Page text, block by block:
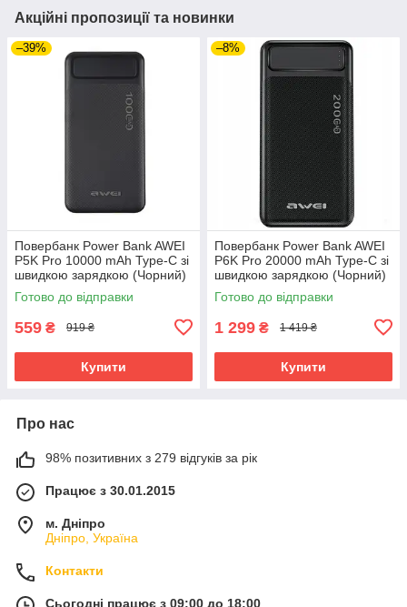
Акційні пропозиції та новинки
–39%
Повербанк Power Bank AWEI
P5K Pro 10000 mAh Type-C зі
швидкою зарядкою (Чорний)
Готово до відправки
559 ₴ 919 ₴
Купити
–8%
Повербанк Power Bank AWEI
P6K Pro 20000 mAh Type-C зі
швидкою зарядкою (Чорний)
Готово до відправки
1 299 ₴ 1 419 ₴
Купити
Про нас
98% позитивних з 279 відгуків за рік
Працює з 30.01.2015
м. Дніпро
Дніпро, Україна
Контакти
Сьогодні працює з 09:00 до 18:00